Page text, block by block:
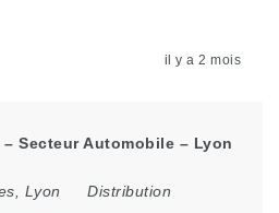
il y a 2 mois
Secteur Automobile – Lyon
Lyon
Distribution